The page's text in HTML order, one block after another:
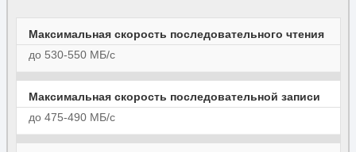
Максимальная скорость последовательного чтения
до 530-550 МБ/с
Максимальная скорость последовательной записи
до 475-490 МБ/с